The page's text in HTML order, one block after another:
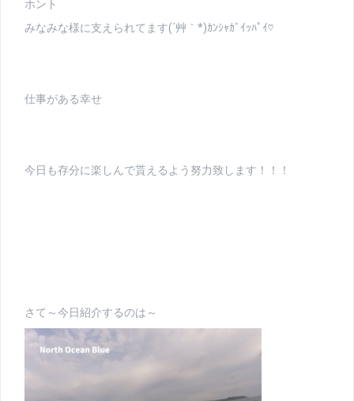
ホント
みなみな様に支えられてます(´艸｀*)ｶﾝｼｬｶﾞｲｯﾊﾟｲ♡
仕事がある幸せ
今日も存分に楽しんで貰えるよう努力致します！！！
さて～今日紹介するのは～